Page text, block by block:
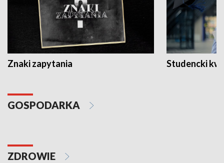
Znaki zapytania Studencki
GOSPODARKA
ZDROWIE